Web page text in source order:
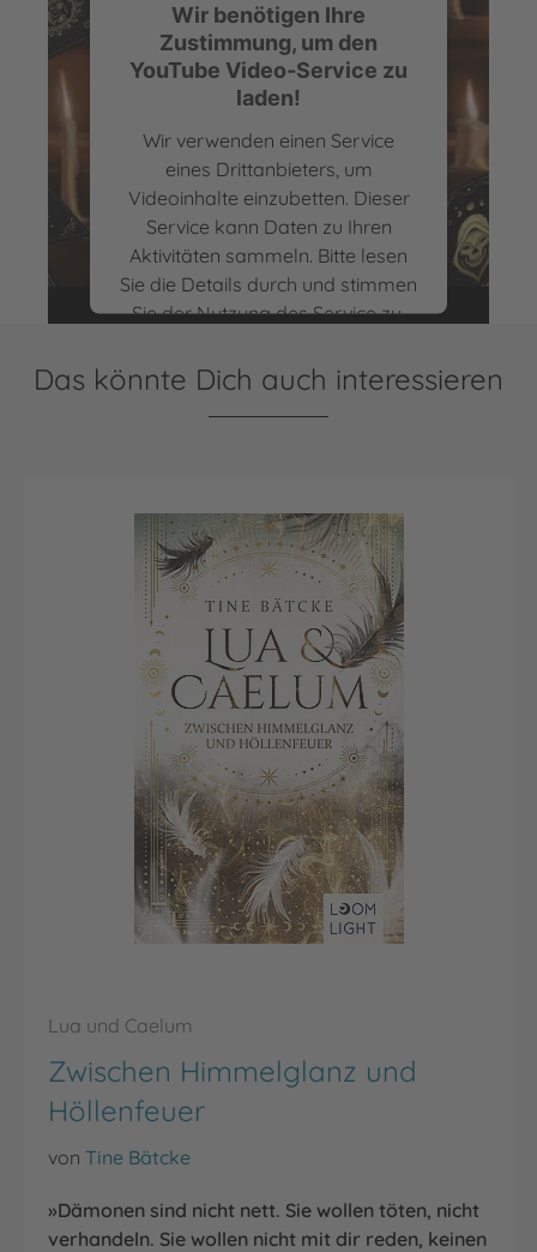
Wir benötigen Ihre
Zustimmung, um den
YouTube Video-Service zu
laden!
Wir verwenden einen Service
eines Drittanbieters, um
Videoinhalte einzubetten. Dieser
Service kann Daten zu Ihren
Aktivitäten sammeln. Bitte lesen
Sie die Details durch und stimmen
Sie der Nutzung des Service zu,
Mehr Informationen
Management Platform
Buchtrailer | Secret Gods von Isabel Kritzer
Das könnte Dich auch interessieren
Lua und Caelum
Zwischen Himmelglanz und
Höllenfeuer
von Tine Bätcke
»Dämonen sind nicht nett. Sie wollen töten, nicht
verhandeln. Sie wollen nicht mit dir reden, keinen